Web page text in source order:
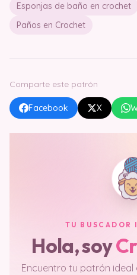
Esponjas de baño en crochet
Paños en Crochet
Comparte este patrón
Facebook X
TU BUSCADOR
Hola, soy
Encuentro tu patrón ideal